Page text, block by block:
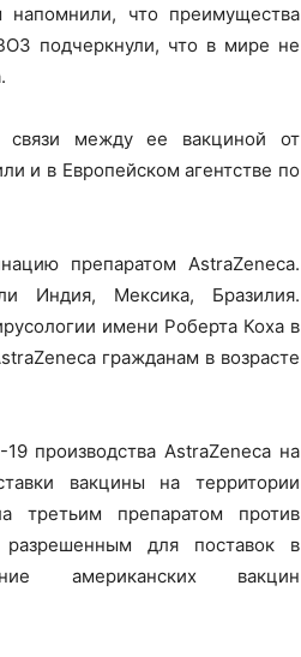
что преимущества
подчеркнули, что в мире не
связи между ее вакциной от
и в Европейском агентстве по
препаратом AstraZeneca.
Индия, Мексика, Бразилия.
имени Роберта Коха в
гражданам в возрасте
производства AstraZeneca на
вакцины на территории
третьим препаратом против
разрешенным для поставок в
американских вакцин